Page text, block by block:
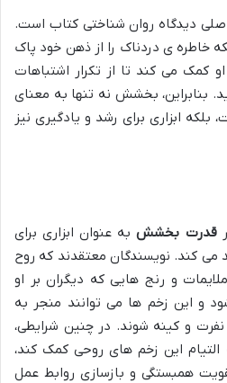
دیدگاه روان شناختی کتاب است.
خاطره ی دردناک را از ذهن خود پاک
کمک می کند تا از تکرار اشتباهات
بنابراین، بخشش نه تنها به معنای
بلکه ابزاری برای رشد و یادگیری نیز
قدرت بخششبه عنوان ابزاری برای
کند. نویسندگان معتقدند که روح
و رنج هایی که دیگران بر او
و این زخم ها می توانند منجر به
و کینه شوند. در چنین شرایطی،
این زخم های روحی کمک کند،
همبستگی و بازسازی روابط عمل